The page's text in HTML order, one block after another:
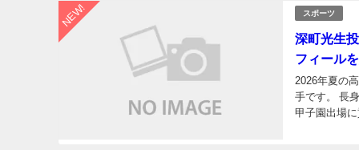
NEW! スポーツ
深町光生
フィール
2026年夏の
手です。 長
甲子園出場